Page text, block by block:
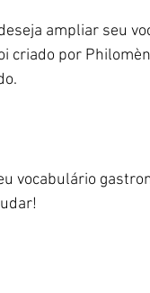
ampliar seu
criado por
vocabulário